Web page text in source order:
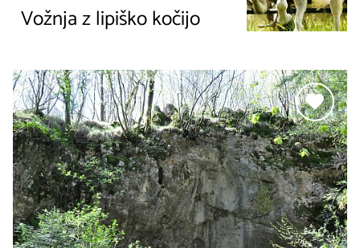
Vožnja z lipiško kočijo